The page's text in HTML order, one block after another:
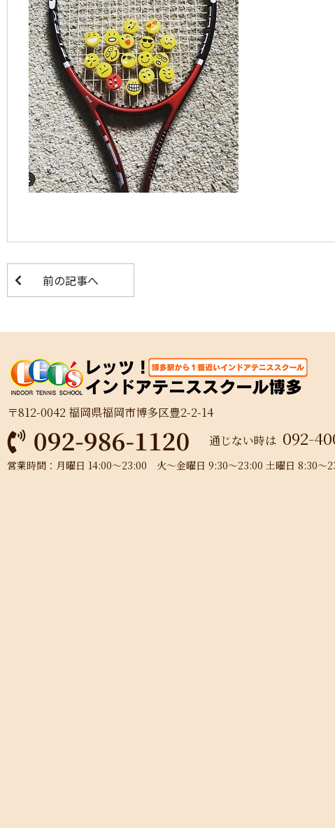
前の記事へ
〒812-0042 福岡県福岡市博多区豊2-2-14
通じない時は 092-
営業時間：月曜日 14:00～23:00 火～金曜日 9:30～23:00 土曜日 8:30～